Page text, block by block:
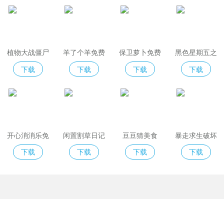
植物大战僵尸
2免费版
下载
羊了个羊免费
下载
保卫萝卜免费
版
下载
黑色星期五之
夜indiecross
下载
开心消消乐免
费版
下载
闲置割草日记
下载
豆豆猜美食
下载
暴走求生破坏
模拟器
下载